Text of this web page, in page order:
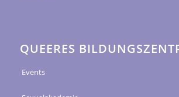
QUEERES
Events